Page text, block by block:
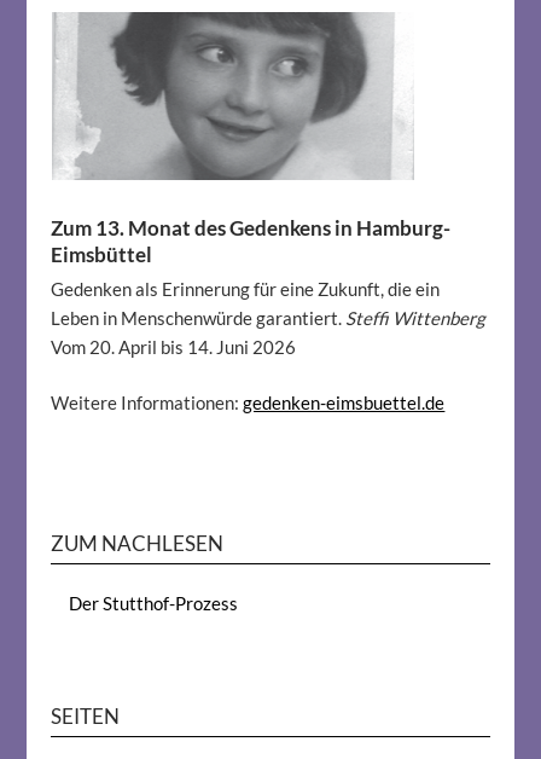
Zum 13. Monat des Gedenkens in Hamburg-
Eimsbüttel
Gedenken als Erinnerung für eine Zukunft, die ein
Leben in Menschenwürde garantiert. Steffi Wittenberg
Vom 20. April bis 14. Juni 2026
Weitere Informationen:gedenken-eimsbuettel.de
ZUM NACHLESEN
Der Stutthof-Prozess
SEITEN